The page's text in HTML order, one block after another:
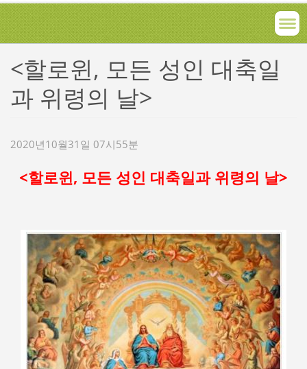
<할로윈, 모든 성인 대축일
과 위령의 날>
2020년10월31일 07시55분
<할로윈, 모든 성인 대축일과 위령의 날>